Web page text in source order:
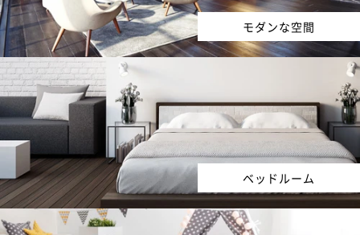
モダンな空間
ベッドルーム